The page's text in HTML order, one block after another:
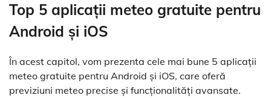
Top 5 aplicații meteo gratuite pentru
Android și iOS
În acest capitol, vom prezenta cele mai bune 5 aplicații
meteo gratuite pentru Android și iOS, care oferă
previziuni meteo precise și funcționalități avansate.